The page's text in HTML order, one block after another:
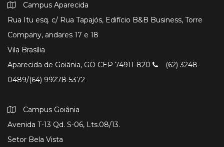
Campus Aparecida
Rua Itu esq. c/ Rua Tapajós, Edifício B&B Business, Torre
Company, andares 17 e 18
Vila Brasília
Aparecida de Goiânia, GO CEP 74911-820
(62) 3248-
0489/(64) 99278-5372
Campus Goiânia
Avenida T-13 Qd. S-06, Lts.08/13.
Setor Bela Vista